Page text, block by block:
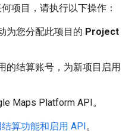
项目，请执行以下操作：
为您分配此项目的 Project
的结算账号，为新项目启用
Maps Platform API。
算功能和启用 API。